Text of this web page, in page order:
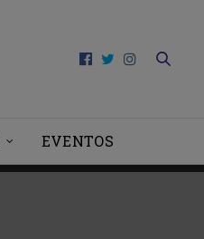
EVENTOS